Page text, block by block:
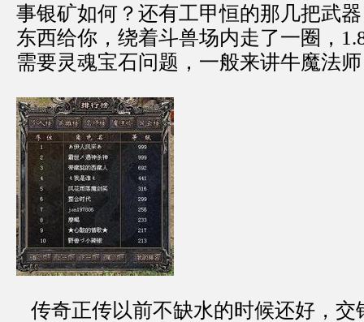
事银矿如何？还有工甲恒的那几把武
东西给你，绕着斗兽场内走了一圈，
需要灵魂宝石问题，一般来讲牛魔法
传奇正传以前不缺水的时候还好，交